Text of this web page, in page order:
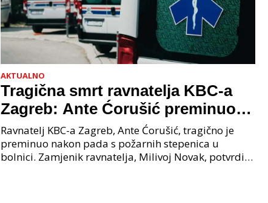
AKTUALNO
Tragična smrt ravnatelja KBC-a
Zagreb: Ante Ćorušić preminuo
nakon pada u bolnici, policija na
mjestu događaja
Ravnatelj KBC-a Zagreb, Ante Ćorušić, tragično je
preminuo nakon pada s požarnih stepenica u
bolnici. Zamjenik ravnatelja, Milivoj Novak, potvrdio